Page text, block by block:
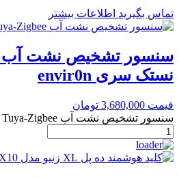
تماس بگیرید اطلاعات بیشتر
نستک سری envir0n
قیمت 3,680,000 تومان
سنسور تشخیص نشت آب Tuya-Zigbee نستک سری envir0n عدد